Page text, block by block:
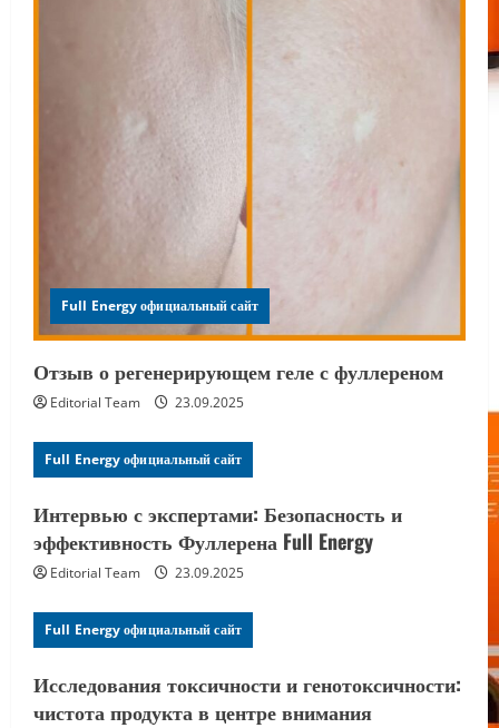
Full Energy официальный сайт
Отзыв о регенерирующем геле с фуллереном
Editorial Team 23.09.2025
Full Energy официальный сайт
Интервью с экспертами: Безопасность и
эффективность Фуллерена Full Energy
Editorial Team 23.09.2025
Full Energy официальный сайт
Исследования токсичности и генотоксичности:
чистота продукта в центре внимания